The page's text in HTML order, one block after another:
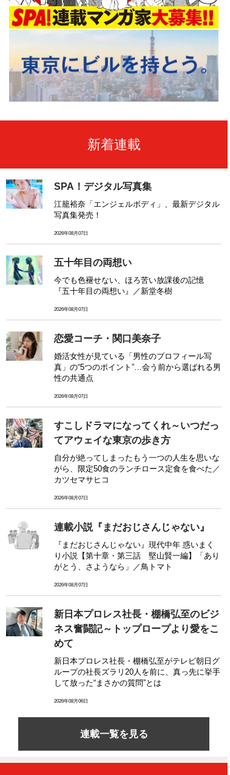
新着連載
SPA！デジタル写真集
江籠裕奈「エンジェルボディ」、最新デジタル
写真集発売！
2026年08月07日
五十年目の両想い
今でも色褪せない、ほろ苦い放課後の記憶
『五十年目の両想い』／新堂冬樹
2026年08月07日
恋愛コーチ・関口美奈子
婚活女性が見ている「男性のプロフィール写
真」の“5つのポイント”…会う前から選ばれる男
性の共通点
2026年08月07日
すこしドラマになってくれ～いつだっ
てアウェイな東京の歩き方
自分が絶ってしまったもう一つの人生を思いな
がら、限定50食のランチロース定食を食べた／
カツセマサヒコ
2026年08月07日
連載小説『まだおじさんじゃない』
『まだおじさんじゃない』現代中年 惑いまく
り小説【第十章・第三話 堅山賢一編】「あり
がとう、さようなら」／鳥トマト
2026年08月07日
新日本プロレス社長・棚橋弘至のビジ
ネス奮闘記～トップロープより愛をこ
めて
新日本プロレス社長・棚橋弘至がテレビ朝日グ
ループの社長ズラリ20人を前に、真っ先に挙手
して放った“まさかの質問”とは
2026年08月06日
連載一覧を見る